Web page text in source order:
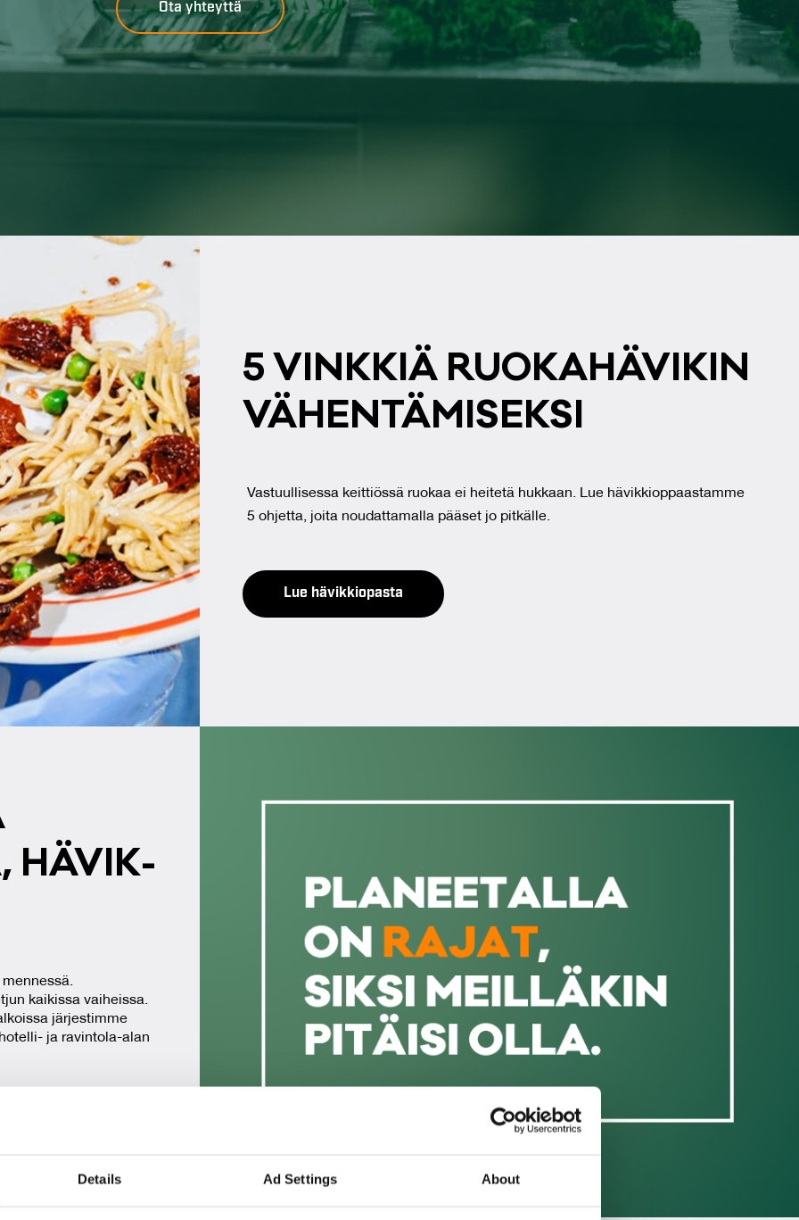
Details Ad Settings About
Ota yhteyttä
5 VINK­KIÄ RUO­KA­HÄ­VI­KIN
VÄ­HEN­TÄ­MI­SEK­SI
Vastuullisessa keittiössä ruokaa ei heitetä hukkaan. Lue hävikkioppaastamme
5 ohjetta, joita noudattamalla pääset jo pitkälle.
Lue hävikkiopasta
HÄ­VIK­
mennessä.
kaikissa vaiheissa.
järjestimme
ja ravintola-alan